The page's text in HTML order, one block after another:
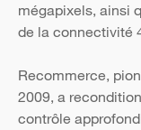
mégapixels, ainsi
de la connectivité
Recommerce,
2009, a
contrôle